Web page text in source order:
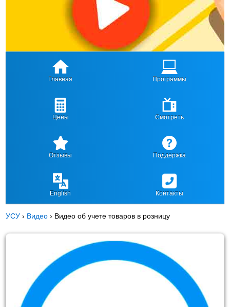
Главная Программы
Цены Смотреть
Отзывы Поддержка
English Контакты
УСУ › Видео › Видео об учете товаров в розницу